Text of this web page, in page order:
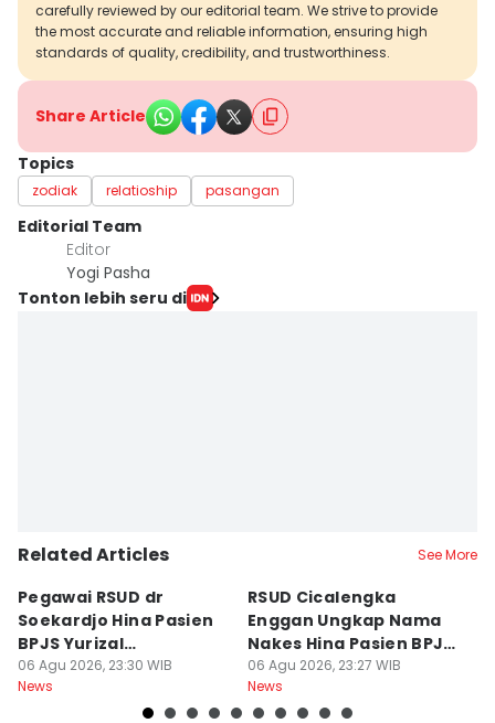
carefully reviewed by our editorial team. We strive to provide
the most accurate and reliable information, ensuring high
standards of quality, credibility, and trustworthiness.
Share Article
Topics
zodiak relatioship pasangan
Editorial Team
Editor
Yogi Pasha
Tonton lebih seru di
Related Articles See More
Pegawai RSUD dr
Soekardjo Hina Pasien
BPJS Yurizal
Mengundurkan Diri
06 Agu 2026, 23:30 WIB
News
RSUD Cicalengka
Enggan Ungkap Nama
Nakes Hina Pasien BPJS
Yurizal
06 Agu 2026, 23:27 WIB
News